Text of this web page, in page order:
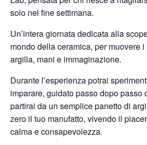
solo nel fine settimana.
Un’intera giornata dedicata alla
mondo della ceramica, per muovere
argilla, mani e immaginazione.
Durante l’esperienza potrai
imparare, guidato passo dopo passo
partirai da un semplice panetto di
zero il tuo manufatto, vivendo il
calma e consapevolezza.